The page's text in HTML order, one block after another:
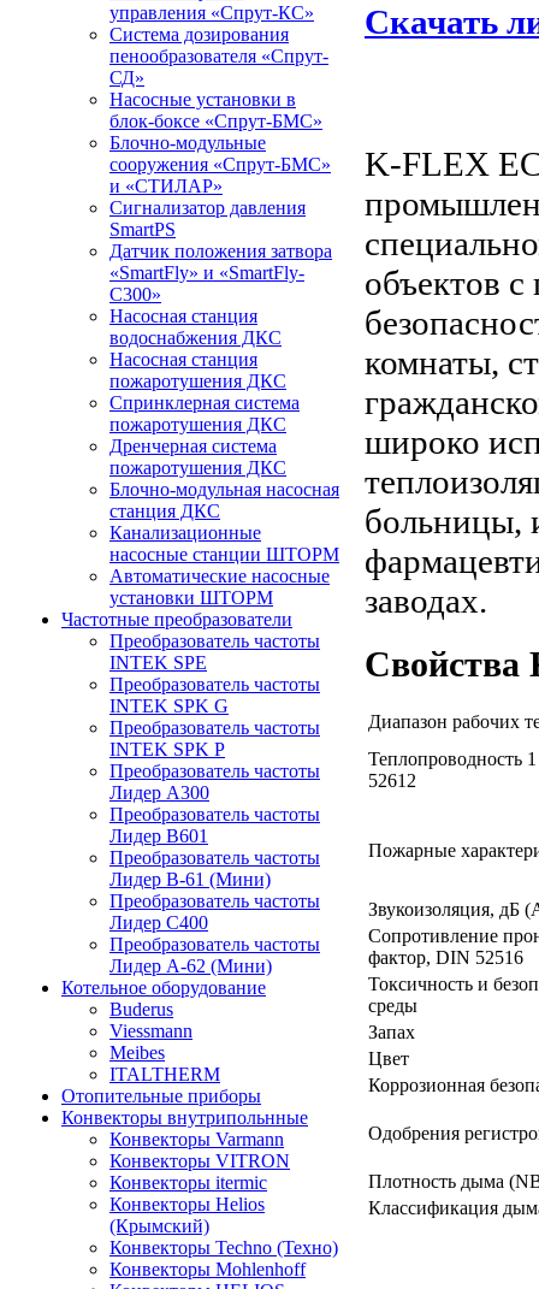
управления «Спрут-КС»
Система дозирования
пенообразователя «Спрут-
СД»
Насосные установки в
блок-боксе «Спрут-БМС»
Блочно-модульные
сооружения «Спрут-БМС»
и «СТИЛАР»
Сигнализатор давления
SmartPS
Датчик положения затвора
«SmartFly» и «SmartFly-
С300»
Насосная станция
водоснабжения ДКС
Насосная станция
пожаротушения ДКС
Спринклерная система
пожаротушения ДКС
Дренчерная система
пожаротушения ДКС
Блочно-модульная насосная
станция ДКС
Канализационные
насосные станции ШТОРМ
Автоматические насосные
установки ШТОРМ
Частотные преобразователи
Преобразователь частоты
INTEK SPE
Преобразователь частоты
INTEK SPK G
Преобразователь частоты
INTEK SPK P
Преобразователь частоты
Лидер А300
Преобразователь частоты
Лидер B601
Преобразователь частоты
Лидер В-61 (Мини)
Преобразователь частоты
Лидер С400
Преобразователь частоты
Лидер А-62 (Мини)
Котельное оборудование
Buderus
Viessmann
Meibes
ITALTHERM
Отопительные приборы
Конвекторы внутрипольнные
Конвекторы Varmann
Конвекторы VITRON
Конвекторы itermic
Конвекторы Helios
(Крымский)
Конвекторы Techno (Техно)
Конвекторы Mohlenhoff
Скачать
K-FLEX
объектов
комнаты,
широко
больницы,
заводах.
Свойства
Диапазон рабочих
Теплопроводность
52612
Пожарные
Звукоизоляция, дБ
Сопротивление
фактор, DIN 52516
Токсичность и
среды
Запах
Цвет
Коррозионная
Одобрения
Плотность дыма
Классификация